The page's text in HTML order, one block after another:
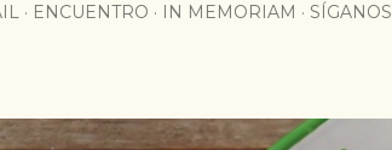
ENCUENTRO IN MEMORIAM SÍGANOS